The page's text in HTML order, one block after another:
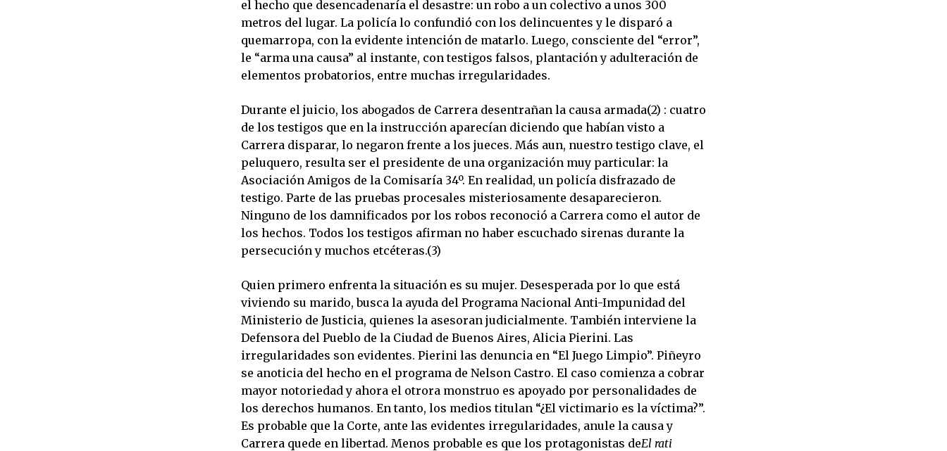
el hecho que desencadenaría el desastre: un robo a un colectivo a unos 300
metros del lugar. La policía lo confundió con los delincuentes y le disparó a
quemarropa, con la evidente intención de matarlo. Luego, consciente del “error”,
le “arma una causa” al instante, con testigos falsos, plantación y adulteración de
elementos probatorios, entre muchas irregularidades.
Durante el juicio, los abogados de Carrera desentrañan la causa armada(2) : cuatro
de los testigos que en la instrucción aparecían diciendo que habían visto a
Carrera disparar, lo negaron frente a los jueces. Más aun, nuestro testigo clave, el
peluquero, resulta ser el presidente de una organización muy particular: la
Asociación Amigos de la Comisaría 34º. En realidad, un policía disfrazado de
testigo. Parte de las pruebas procesales misteriosamente desaparecieron.
Ninguno de los damnificados por los robos reconoció a Carrera como el autor de
los hechos. Todos los testigos afirman no haber escuchado sirenas durante la
persecución y muchos etcéteras.(3)
Quien primero enfrenta la situación es su mujer. Desesperada por lo que está
viviendo su marido, busca la ayuda del Programa Nacional Anti-Impunidad del
Ministerio de Justicia, quienes la asesoran judicialmente. También interviene la
Defensora del Pueblo de la Ciudad de Buenos Aires, Alicia Pierini. Las
irregularidades son evidentes. Pierini las denuncia en “El Juego Limpio”. Piñeyro
se anoticia del hecho en el programa de Nelson Castro. El caso comienza a cobrar
mayor notoriedad y ahora el otrora monstruo es apoyado por personalidades de
los derechos humanos. En tanto, los medios titulan “¿El victimario es la víctima?”.
Es probable que la Corte, ante las evidentes irregularidades, anule la causa y
Carrera quede en libertad. Menos probable es que los protagonistas deEl rati